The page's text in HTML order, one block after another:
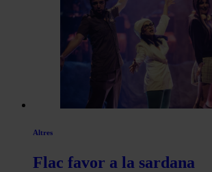
Altres
Flac favor a la sardana